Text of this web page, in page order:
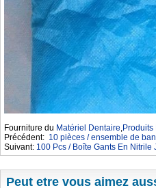
Fourniture du Matériel Dentaire,Produits
Précédent: 10 pièces / ensemble de
Suivant: 100 Pcs / Boîte Gants En
Peut etre vous aimez